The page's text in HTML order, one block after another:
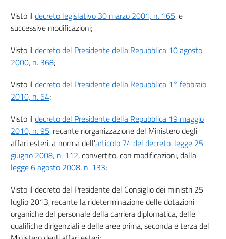
Visto il decreto legislativo 30 marzo 2001, n. 165, e
successive modificazioni;
Visto il decreto del Presidente della Repubblica 10 agosto
2000, n. 368;
Visto il decreto del Presidente della Repubblica 1° febbraio
2010, n. 54;
Visto il decreto del Presidente della Repubblica 19 maggio
2010, n. 95, recante riorganizzazione del Ministero degli
affari esteri, a norma dell'articolo 74 del decreto-legge 25
giugno 2008, n. 112, convertito, con modificazioni, dalla
legge 6 agosto 2008, n. 133;
Visto il decreto del Presidente del Consiglio dei ministri 25
luglio 2013, recante la rideterminazione delle dotazioni
organiche del personale della carriera diplomatica, delle
qualifiche dirigenziali e delle aree prima, seconda e terza del